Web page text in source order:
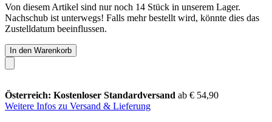
Von diesem Artikel sind nur noch 14 Stück in unserem Lager.
Nachschub ist unterwegs! Falls mehr bestellt wird, könnte dies das
Zustelldatum beeinflussen.
In den Warenkorb
Österreich: Kostenloser Standardversand ab € 54,90
Weitere Infos zu Versand & Lieferung